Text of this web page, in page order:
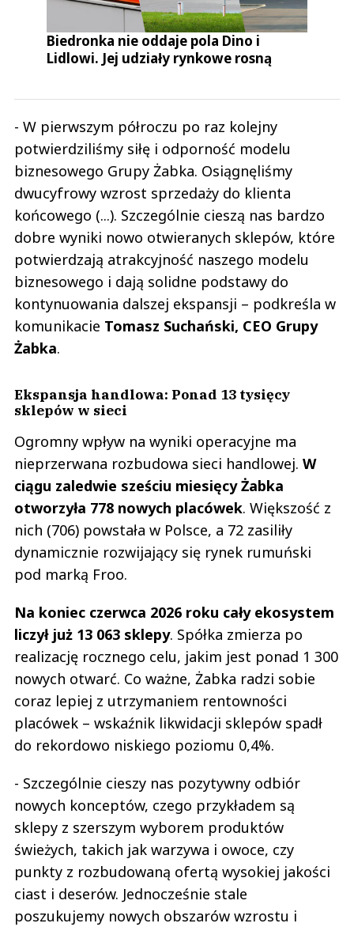
Biedronka nie oddaje pola Dino i
Lidlowi. Jej udziały rynkowe rosną
- W pierwszym półroczu po raz kolejny
potwierdziliśmy siłę i odporność modelu
biznesowego Grupy Żabka. Osiągnęliśmy
dwucyfrowy wzrost sprzedaży do klienta
końcowego (...). Szczególnie cieszą nas bardzo
dobre wyniki nowo otwieranych sklepów, które
potwierdzają atrakcyjność naszego modelu
biznesowego i dają solidne podstawy do
kontynuowania dalszej ekspansji – podkreśla w
komunikacie Tomasz Suchański, CEO Grupy
Żabka.
Ekspansja handlowa: Ponad 13 tysięcy
sklepów w sieci
Ogromny wpływ na wyniki operacyjne ma
nieprzerwana rozbudowa sieci handlowej. W
ciągu zaledwie sześciu miesięcy Żabka
otworzyła 778 nowych placówek. Większość z
nich (706) powstała w Polsce, a 72 zasiliły
dynamicznie rozwijający się rynek rumuński
pod marką Froo.
Na koniec czerwca 2026 roku cały ekosystem
liczył już 13 063 sklepy. Spółka zmierza po
realizację rocznego celu, jakim jest ponad 1 300
nowych otwarć. Co ważne, Żabka radzi sobie
coraz lepiej z utrzymaniem rentowności
placówek – wskaźnik likwidacji sklepów spadł
do rekordowo niskiego poziomu 0,4%.
- Szczególnie cieszy nas pozytywny odbiór
nowych konceptów, czego przykładem są
sklepy z szerszym wyborem produktów
świeżych, takich jak warzywa i owoce, czy
punkty z rozbudowaną ofertą wysokiej jakości
ciast i deserów. Jednocześnie stale
poszukujemy nowych obszarów wzrostu i